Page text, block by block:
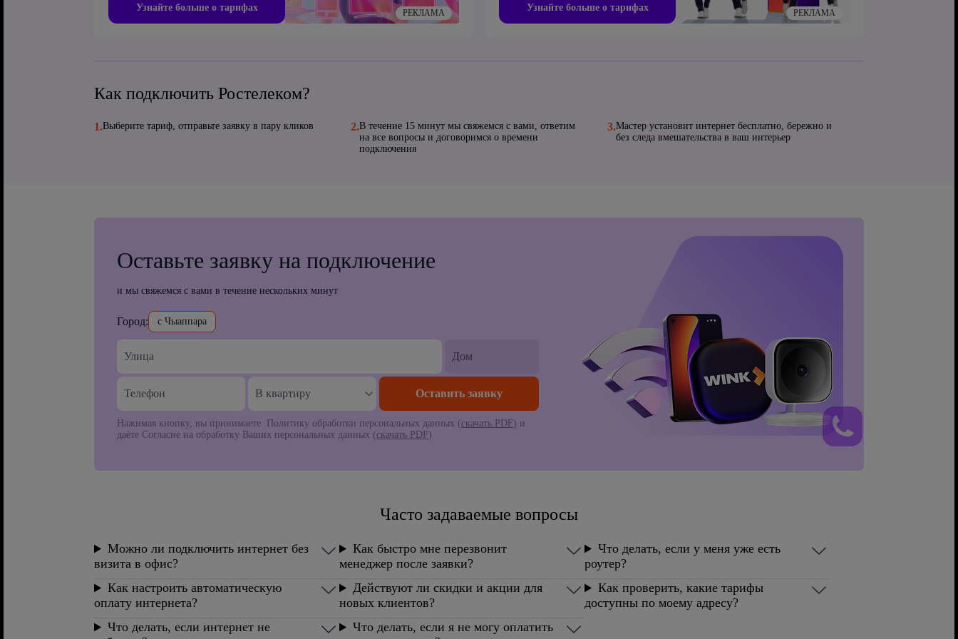
Узнайте больше о тарифах РЕКЛАМА Узнайте больше о тарифах РЕКЛАМА
Как подключить Ростелеком?
1.Выберите тариф, отправьте заявку в пару кликов 2.В течение 15 минут мы свяжемся с вами, ответим
на все вопросы и договоримся о времени
подключения
3.Мастер установит интернет бесплатно, бережно и
без следа вмешательства в ваш интерьер
Оставьте заявку на подключение
и мы свяжемся с вами в течение нескольких минут
Город: с Чыаппара
В квартиру
Нажимая кнопку, вы принимаете Политику обработки персональных данных (скачать PDF) и
даёте Согласие на обработку Ваших персональных данных (скачать PDF)
Часто задаваемые вопросы
Можно ли подключить интернет без
визита в офис?
Как быстро мне перезвонит
менеджер после заявки?
Что делать, если у меня уже есть
роутер?
Как настроить автоматическую
оплату интернета?
Действуют ли скидки и акции для
новых клиентов?
Как проверить, какие тарифы
доступны по моему адресу?
Что делать, если интернет не
Что делать, если я не могу оплатить